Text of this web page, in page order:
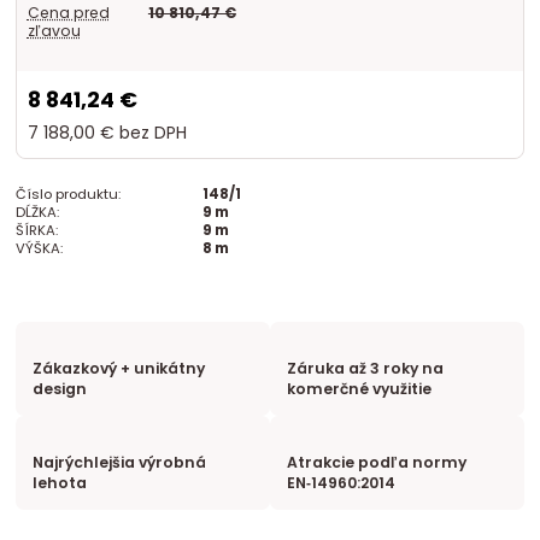
Cena pred
zľavou
10 810,47 €
8 841,24 €
7 188,00 € bez DPH
Číslo produktu:
148/1
DĹŽKA:
9 m
ŠÍRKA:
9 m
VÝŠKA:
8 m
Zákazkový + unikátny
design
Záruka až 3 roky na
komerčné využitie
Najrýchlejšia výrobná
lehota
Atrakcie podľa normy
EN‑14960:2014